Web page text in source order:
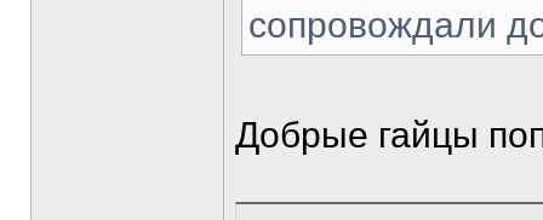
сопровождали
Добрые гайцы